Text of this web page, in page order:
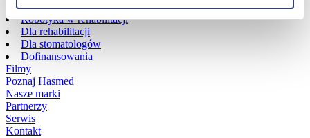
Robot rehabilitacyjny ROBERT®
Robotyka w rehabilitacji
Dla rehabilitacji
Dla stomatologów
Dofinansowania
Filmy
Poznaj Hasmed
Nasze marki
Partnerzy
Serwis
Kontakt